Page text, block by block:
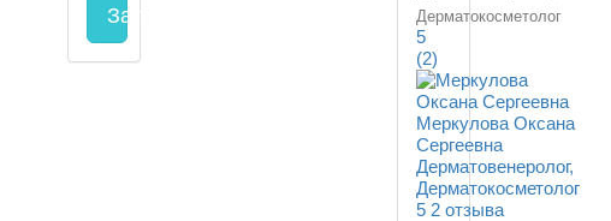
Запись на прием заполнить форму онлайн
Дерматокосметолог
5
(2)
Меркулова Оксана
Сергеевна
Дерматовенеролог,
Дерматокосметолог
5 2 отзыва